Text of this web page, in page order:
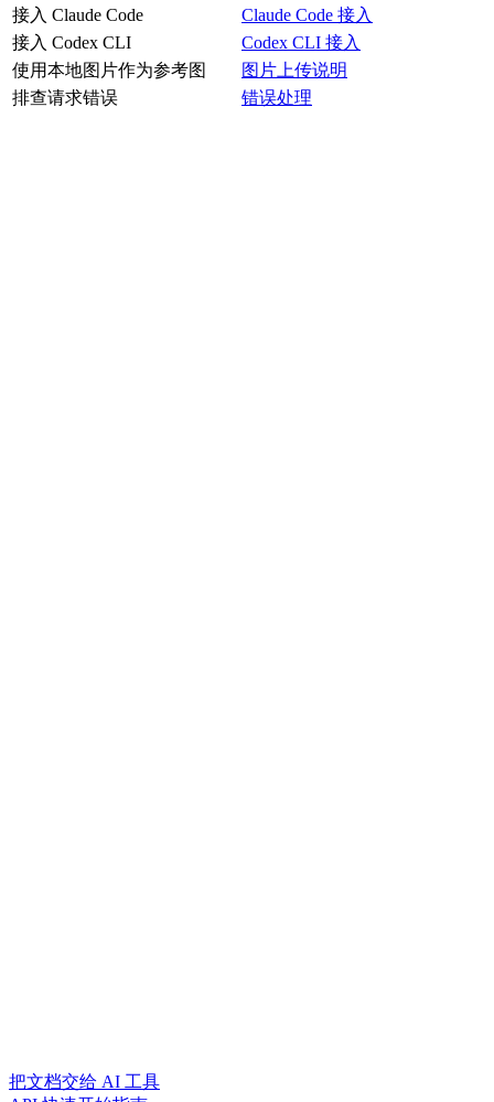
接入 Claude Code
Claude Code 接入
接入 Codex CLI
Codex CLI 接入
使用本地图片作为参考图
图片上传说明
排查请求错误
错误处理
把文档交给 AI 工具